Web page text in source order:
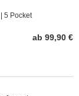
5 Pocket
ab 99,90 €